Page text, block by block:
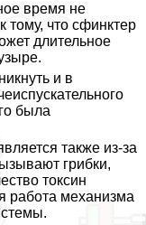
время не
тому, что сфинктер
длительное
и в
была
также из-за
грибки,
токсин
работа механизма